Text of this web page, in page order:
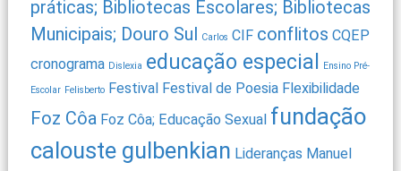
práticas; Bibliotecas Escolares; Bibliotecas
Municipais; Douro Sul
Carlos CIF conflitos CQEP
cronograma Dislexia educação especial Ensino Pré-
Escolar Felisberto Festival Festival de Poesia Flexibilidade
Foz Côa Foz Côa; Educação Sexual fundação
calouste gulbenkian Lideranças Manuel